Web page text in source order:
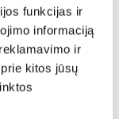
funkcijas ir
informaciją
ir
kitos jūsų